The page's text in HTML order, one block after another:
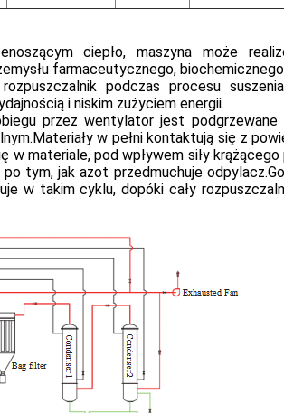
ciepło, maszyna może
farmaceutycznego,
podczas procesu
i niskim zużyciem energii.
przez wentylator jest podgrzewane
w pełni kontaktują się z
w materiale, pod wpływem siły
tym, jak azot przedmuchuje
w takim cyklu, dopóki cały